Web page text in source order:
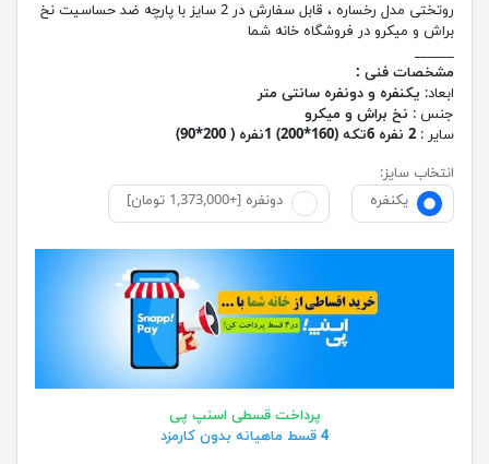
روتختی مدل رخساره ، قابل سفارش در 2 سایز با پارچه ضد حساسیت نخ
براش و میکرو در فروشگاه خانه شما
______
مشخصات فنی :
ابعاد: یکنفره و دونفره سانتی متر
جنس : نخ براش و میکرو
سایر : 2 نفره 6تکه (160*200) 1نفره ( 200*90)
انتخاب سایز:
یکنفره
دونفره [+1,373,000 تومان]
پرداخت قسطی اسنپ پی
4 قسط ماهیانه بدون کارمزد